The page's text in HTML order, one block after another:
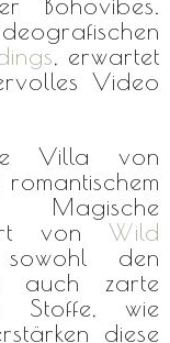
, erwartet
Video
Villa von
vonWild
den
auch zarte
Stoffe, wie
diese